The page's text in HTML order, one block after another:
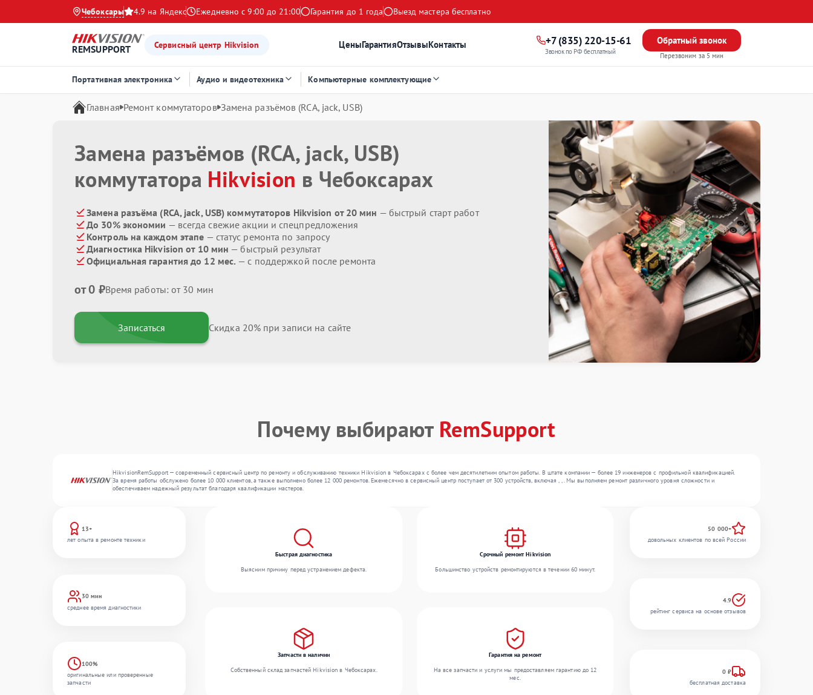
Чебоксары 4.9 на Яндекс Ежедневно с 9:00 до 21:00 Гарантия до 1 года Выезд мастера бесплатно
REMSUPPORT Сервисный центр Hikvision ЦеныГарантияОтзывыКонтакты +7 (835) 220-15-61
Звонок по РФ бесплатный
Обратный звонок
Перезвоним за 5 мин
Портативная электроника Аудио и видеотехника Компьютерные комплектующие
Главная Ремонт коммутаторов Замена разъёмов (RCA, jack, USB)
Замена разъёмов (RCA, jack, USB)
коммутатора Hikvision в Чебоксарах
Замена разъёма (RCA, jack, USB) коммутаторов Hikvision от 20 мин — быстрый старт работ
До 30% экономии — всегда свежие акции и спецпредложения
Контроль на каждом этапе — статус ремонта по запросу
Диагностика Hikvision от 10 мин — быстрый результат
Официальная гарантия до 12 мес. — с поддержкой после ремонта
от 0 ₽Время работы: от 30 мин
Записаться Скидка 20% при записи на сайте
Почему выбирают RemSupport
HikvisionRemSupport — современный сервисный центр по ремонту и обслуживанию техники Hikvision в Чебоксарах с более чем десятилетним опытом работы. В штате компании — более 19 инженеров с профильной квалификацией.
За время работы обслужено более 10 000 клиентов, а также выполнено более 12 000 ремонтов. Ежемесячно в сервисный центр поступает от 300 устройств, включая , , . Мы выполняем ремонт различного уровня сложности и
обеспечиваем надежный результат благодаря квалификации мастеров.
13+
лет опыта в ремонте техники
30 мин
среднее время диагностики
100%
оригинальные или проверенные
запчасти
Быстрая диагностика
Выясним причину перед устранением дефекта.
Срочный ремонт Hikvision
Большинство устройств ремонтируются в течении 60 минут.
Запчасти в наличии
Собственный склад запчастей Hikvision в Чебоксарах.
Гарантия на ремонт
На все запчасти и услуги мы предоставляем гарантию до 12
мес.
50 000+
довольных клиентов по всей России
4.9
рейтинг сервиса на основе отзывов
0 ₽
бесплатная доставка